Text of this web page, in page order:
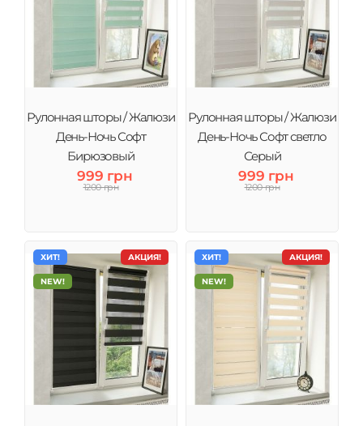
Рулонная шторы / Жалюзи
День-Ночь Софт
Бирюзовый
999 грн
1200 грн
Рулонная шторы / Жалюзи
День-Ночь Софт светло
Серый
999 грн
1200 грн
АКЦИЯ!
ХИТ!
NEW!
АКЦИЯ!
ХИТ!
NEW!